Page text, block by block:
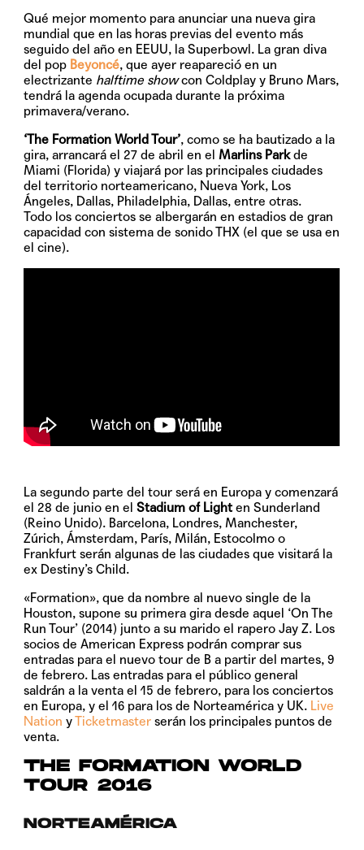
Qué mejor momento para anunciar una nueva gira
mundial que en las horas previas del evento más
seguido del año en EEUU, la Superbowl. La gran diva
del pop Beyoncé, que ayer reapareció en un
electrizante halftime showcon Coldplay y Bruno Mars,
tendrá la agenda ocupada durante la próxima
primavera/verano.
‘The Formation World Tour’, como se ha bautizado a la
gira, arrancará el 27 de abril en el Marlins Parkde
Miami (Florida) y viajará por las principales ciudades
del territorio norteamericano, Nueva York, Los
Ángeles, Dallas, Philadelphia, Dallas, entre otras.
Todo los conciertos se albergarán en estadios de gran
capacidad con sistema de sonido THX (el que se usa en
el cine).
La segundo parte del tour será en Europa y comenzará
el 28 de junio en elStadium of Light en Sunderland
(Reino Unido). Barcelona, Londres, Manchester,
Zúrich, Ámsterdam, París, Milán, Estocolmo o
Frankfurt serán algunas de las ciudades que visitará la
ex Destiny’s Child.
«Formation», que da nombre al nuevo single de la
Houston, supone su primera gira desde aquel ‘On The
Run Tour’ (2014) junto a su marido el rapero Jay Z. Los
socios de American Express podrán comprar sus
entradas para el nuevo tour de B a partir del martes, 9
de febrero. Las entradas para el público general
saldrán a la venta el15 de febrero, para los conciertos
en Europa, y el16 para los de Norteamérica y UK. Live
Nation yTicketmaster serán los principales puntos de
venta.
THE FORMATION WORLD
TOUR 2016
NORTEAMÉRICA